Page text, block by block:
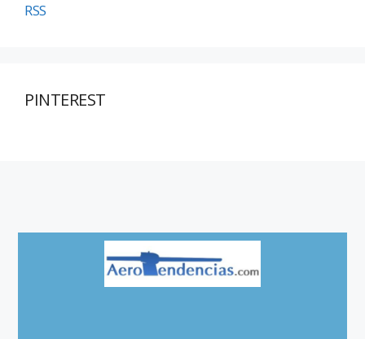
RSS
PINTEREST